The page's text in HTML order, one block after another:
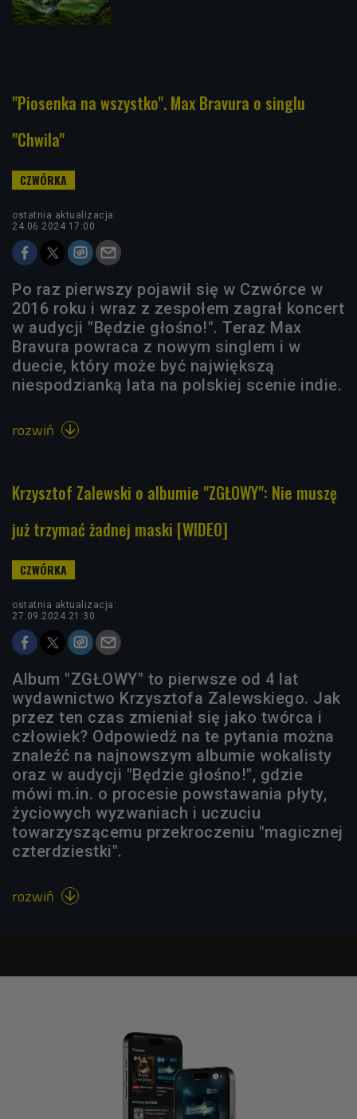
"Piosenka na wszystko". Max Bravura o singlu
"Chwila"
ostatnia aktualizacja:
24.06.2024 17:00
Po raz pierwszy pojawił się w Czwórce w
2016 roku i wraz z zespołem zagrał koncert
w audycji "Będzie głośno!". Teraz Max
Bravura powraca z nowym singlem i w
duecie, który może być największą
niespodzianką lata na polskiej scenie indie.
rozwiń 
Krzysztof Zalewski o albumie "ZGŁOWY": Nie muszę
już trzymać żadnej maski [WIDEO]
ostatnia aktualizacja:
27.09.2024 21:30
Album "ZGŁOWY" to pierwsze od 4 lat
wydawnictwo Krzysztofa Zalewskiego. Jak
przez ten czas zmieniał się jako twórca i
człowiek? Odpowiedź na te pytania można
znaleźć na najnowszym albumie wokalisty
oraz w audycji "Będzie głośno!", gdzie
mówi m.in. o procesie powstawania płyty,
życiowych wyzwaniach i uczuciu
towarzyszącemu przekroczeniu "magicznej
czterdziestki".
rozwiń 